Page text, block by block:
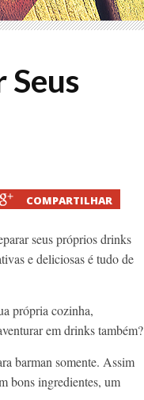
Seus
COMPARTILHAR
seus próprios drinks
e deliciosas é tudo de
própria cozinha,
em drinks também?
barman somente. Assim
bons ingredientes, um